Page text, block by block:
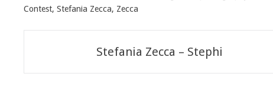
Contest, Stefania Zecca, Zecca
Navigazione
articoli
Stefania Zecca – Stephi